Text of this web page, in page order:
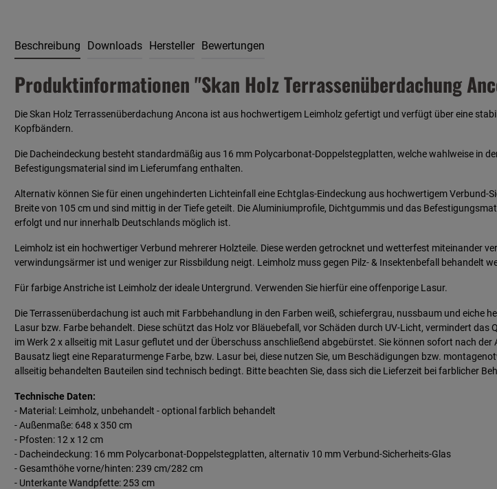
Beschreibung Downloads Hersteller Bewertungen
Produktinformationen "Skan Holz Terrassenüberdachung
Die Skan Holz Terrassenüberdachung Ancona ist aus hochwertigem Leimholz gefertigt und verfügt über eine
Kopfbändern.
Die Dacheindeckung besteht standardmäßig aus 16 mm Polycarbonat-Doppelstegplatten, welche wahlweise in
Befestigungsmaterial sind im Lieferumfang enthalten.
Alternativ können Sie für einen ungehinderten Lichteinfall eine Echtglas-Eindeckung aus hochwertigem Verbund-
Breite von 105 cm und sind mittig in der Tiefe geteilt. Die Aluminiumprofile, Dichtgummis und das
erfolgt und nur innerhalb Deutschlands möglich ist.
Leimholz ist ein hochwertiger Verbund mehrerer Holzteile. Diese werden getrocknet und wetterfest miteinander
verwindungsärmer ist und weniger zur Rissbildung neigt. Leimholz muss gegen Pilz- & Insektenbefall behandelt
Für farbige Anstriche ist Leimholz der ideale Untergrund. Verwenden Sie hierfür eine offenporige Lasur.
Die Terrassenüberdachung ist auch mit Farbbehandlung in den Farben weiß, schiefergrau, nussbaum und eiche
Lasur bzw. Farbe behandelt. Diese schützt das Holz vor Bläuebefall, vor Schäden durch UV-Licht, vermindert
im Werk 2 x allseitig mit Lasur geflutet und der Überschuss anschließend abgebürstet. Sie können sofort nach
Bausatz liegt eine Reparaturmenge Farbe, bzw. Lasur bei, diese nutzen Sie, um Beschädigungen bzw.
allseitig behandelten Bauteilen sind technisch bedingt. Bitte beachten Sie, dass sich die Lieferzeit bei farblicher
Technische Daten:
- Material: Leimholz, unbehandelt - optional farblich behandelt
- Außenmaße: 648 x 350 cm
- Pfosten: 12 x 12 cm
- Dacheindeckung: 16 mm Polycarbonat-Doppelstegplatten, alternativ 10 mm Verbund-Sicherheits-Glas
- Gesamthöhe vorne/hinten: 239 cm/282 cm
- Unterkante Wandpfette: 253 cm